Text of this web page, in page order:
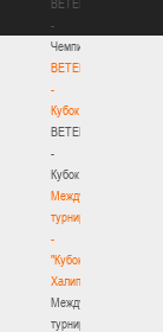
BETERA
-
Чемпионат
BETERA
-
Кубок
BETERA
-
Кубок
Международный
турнир
-
"Кубок
Халипского"
Международный
турнир